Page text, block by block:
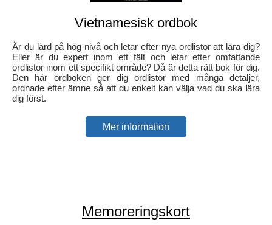
Vietnamesisk ordbok
Är du lärd på hög nivå och letar efter nya ordlistor att lära dig?
Eller är du expert inom ett fält och letar efter omfattande
ordlistor inom ett specifikt område? Då är detta rätt bok för dig.
Den här ordboken ger dig ordlistor med många detaljer,
ordnade efter ämne så att du enkelt kan välja vad du ska lära
dig först.
Mer information
Memoreringskort